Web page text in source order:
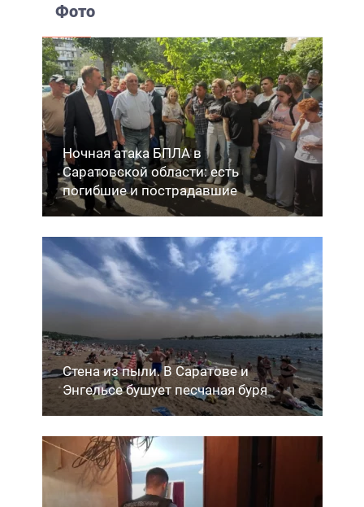
Фото
Ночная атака БПЛА в
Саратовской области: есть
погибшие и пострадавшие
Стена из пыли. В Саратове и
Энгельсе бушует песчаная буря